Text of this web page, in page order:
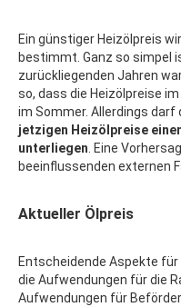
Ein günstiger Heizölpreis
bestimmt. Ganz so simpel
zurückliegenden Jahren
so, dass die Heizölpreise
im Sommer. Allerdings
jetzigen Heizölpreise
unterliegen . Eine
beeinflussenden externen
Aktueller Ölpreis
Entscheidende Aspekte für
die Aufwendungen für die
Aufwendungen für